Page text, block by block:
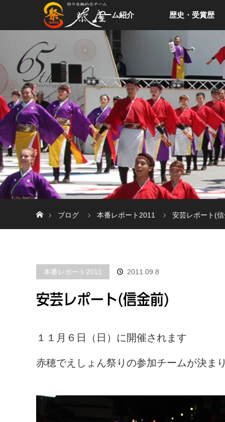
チーム紹介 歴史・受賞歴
ブログ
本番レポート2011 安芸レポート(
本番レポート2011 2011.09.8
安芸レポート(信金前)
１１月６日（日）に開催されます
赤穂でえしょん祭りの参加チームが決ま